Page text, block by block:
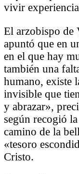
vivir
El arzobispo
apuntó que en
en el que hay
también una
humano, existe
invisible que
y abrazar»,
según recogió
camino de la
«tesoro
Cristo.